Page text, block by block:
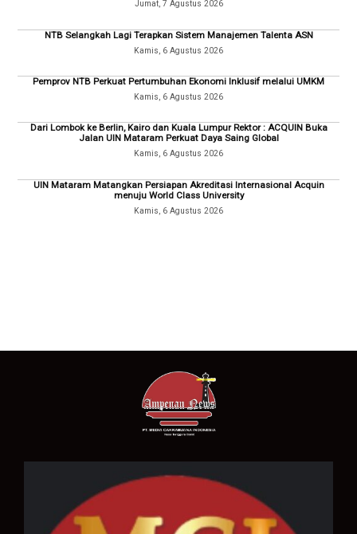
Jumat, 7 Agustus 2026
NTB Selangkah Lagi Terapkan Sistem Manajemen Talenta ASN
Kamis, 6 Agustus 2026
Pemprov NTB Perkuat Pertumbuhan Ekonomi Inklusif melalui UMKM
Kamis, 6 Agustus 2026
Dari Lombok ke Berlin, Kairo dan Kuala Lumpur Rektor : ACQUIN Buka
Jalan UIN Mataram Perkuat Daya Saing Global
Kamis, 6 Agustus 2026
UIN Mataram Matangkan Persiapan Akreditasi Internasional Acquin
menuju World Class University
Kamis, 6 Agustus 2026